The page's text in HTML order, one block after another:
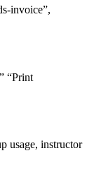
invoice”,
“Print
usage, instructor